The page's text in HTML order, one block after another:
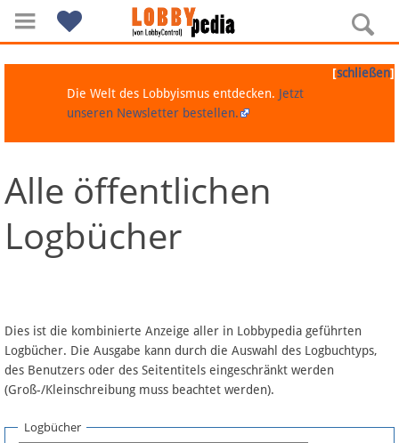
Navigation
Über Lobbypedia
Artikel nach Kategorien
FAQ
[schließen]
Die Welt des Lobbyismus entdecken. Jetzt
unseren Newsletter bestellen.
Alle öffentlichen
Logbücher
Dies ist die kombinierte Anzeige aller in Lobbypedia geführten
Logbücher. Die Ausgabe kann durch die Auswahl des Logbuchtyps,
des Benutzers oder des Seitentitels eingeschränkt werden
(Groß-/Kleinschreibung muss beachtet werden).
Logbücher